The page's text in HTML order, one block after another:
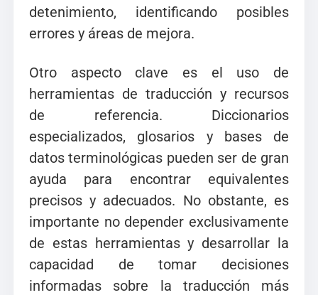
detenimiento, identificando posibles
errores y áreas de mejora.
Otro aspecto clave es el uso de
herramientas de traducción y recursos
de referencia. Diccionarios
especializados, glosarios y bases de
datos terminológicas pueden ser de gran
ayuda para encontrar equivalentes
precisos y adecuados. No obstante, es
importante no depender exclusivamente
de estas herramientas y desarrollar la
capacidad de tomar decisiones
informadas sobre la traducción más